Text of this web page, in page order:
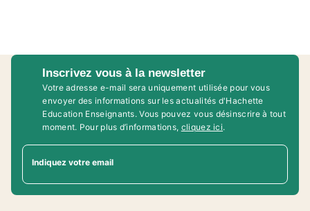
Inscrivez vous à la newsletter
Votre adresse e-mail sera uniquement utilisée pour vous
envoyer des informations sur les actualités d'Hachette
Education Enseignants. Vous pouvez vous désinscrire à tout
moment. Pour plus d’informations, cliquez ici.
Indiquez votre email